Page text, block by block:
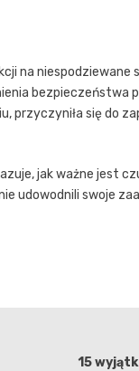
na niespodziewane
bezpieczeństwa
przyczyniła się do
jak ważne jest
udowodnili swoje
15